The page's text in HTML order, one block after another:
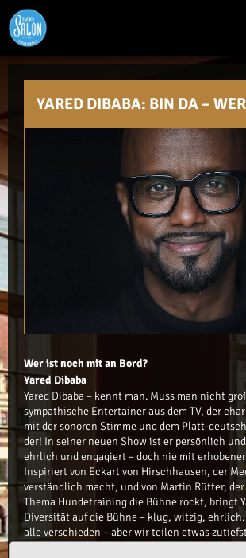
YARED DIBABA: BIN DA –
Wer ist noch mit an Bord?
Yared Dibaba
Yared Dibaba – kennt man. Muss man nicht
sympathische Entertainer aus dem TV, der
mit der sonoren Stimme und dem Platt-
der! In seiner neuen Show ist er persönlich
ehrlich und engagiert – doch nie mit
Inspiriert von Eckart von Hirschhausen, der
verständlich macht, und von Martin Rütter, der
Thema Hundetraining die Bühne rockt, bringt
Diversität auf die Bühne – klug, witzig,
alle verschieden – aber wir teilen etwas